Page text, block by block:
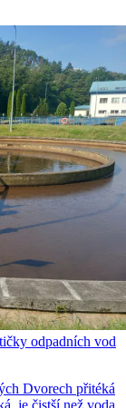
odpadních vod
Dvorech přitéká
je čistší než voda